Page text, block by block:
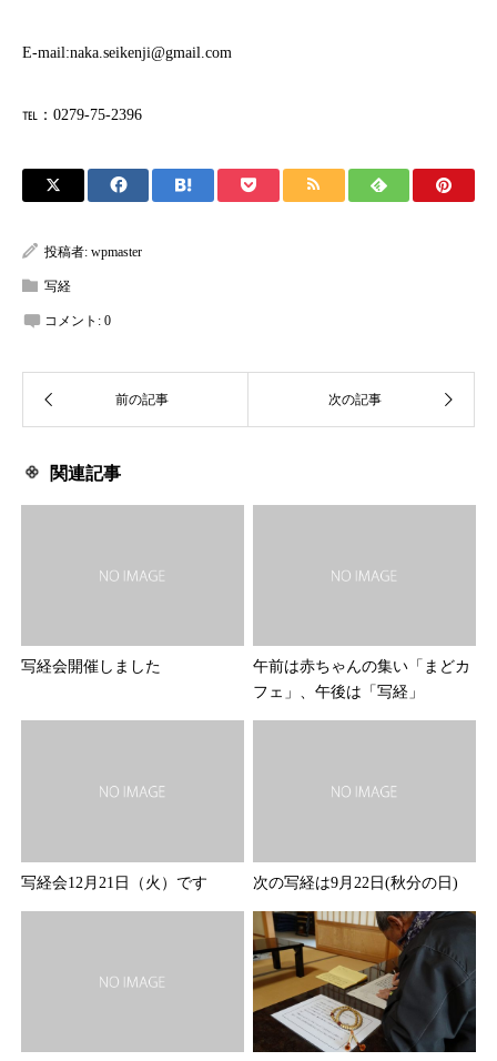
E-mail:naka.seikenji@gmail.com
℡：0279-75-2396
投稿者: wpmaster
写経
コメント: 0
関連記事
写経会開催しました
午前は赤ちゃんの集い「まどカ
フェ」、午後は「写経」
写経会12月21日（火）です 次の写経は9月22日(秋分の日)